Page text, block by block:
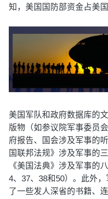
知，美国国防部资金占美
美国军队和政府数据库的
版物（如参议院军事委员
府报告、国会涉及军事的
国联邦法规》涉及军事的
《美国法典》涉及军事的
4、37、38和50）。此外
了一些发人深省的书籍、